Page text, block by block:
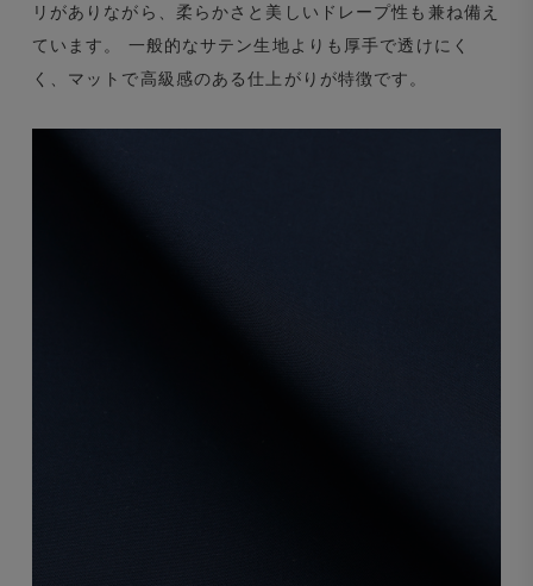
リがありながら、柔らかさと美しいドレープ性も兼ね備え
ています。 一般的なサテン生地よりも厚手で透けにく
く、マットで高級感のある仕上がりが特徴です。